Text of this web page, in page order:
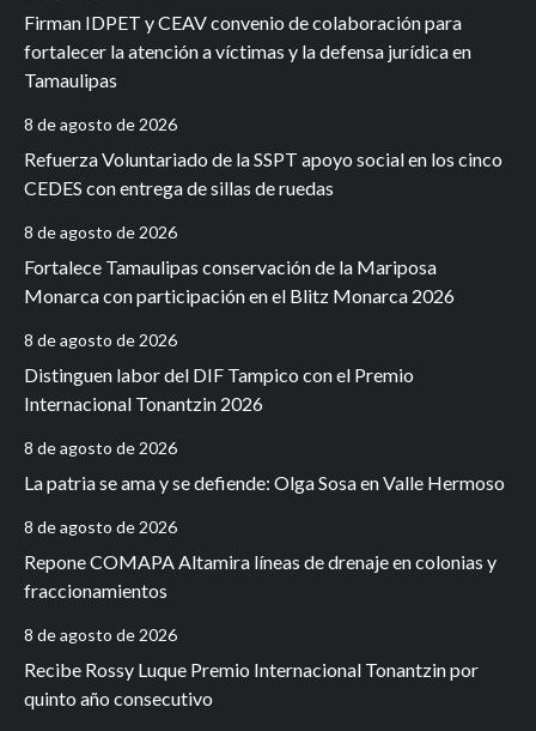
Firman IDPET y CEAV convenio de colaboración para
fortalecer la atención a víctimas y la defensa jurídica en
Tamaulipas
8 de agosto de 2026
Refuerza Voluntariado de la SSPT apoyo social en los cinco
CEDES con entrega de sillas de ruedas
8 de agosto de 2026
Fortalece Tamaulipas conservación de la Mariposa
Monarca con participación en el Blitz Monarca 2026
8 de agosto de 2026
Distinguen labor del DIF Tampico con el Premio
Internacional Tonantzin 2026
8 de agosto de 2026
La patria se ama y se defiende: Olga Sosa en Valle Hermoso
8 de agosto de 2026
Repone COMAPA Altamira líneas de drenaje en colonias y
fraccionamientos
8 de agosto de 2026
Recibe Rossy Luque Premio Internacional Tonantzin por
quinto año consecutivo